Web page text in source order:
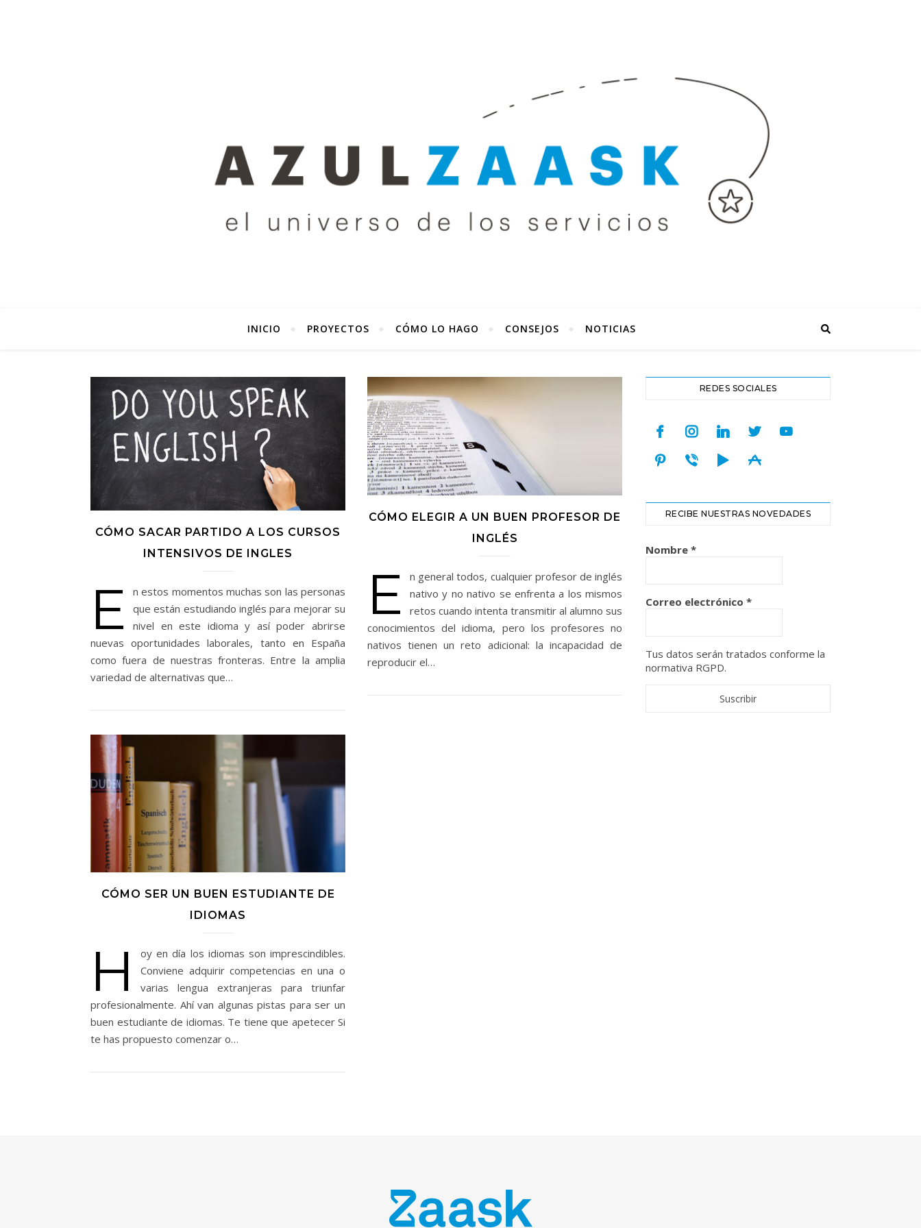
INICIO PROYECTOS CÓMO LO HAGO CONSEJOS NOTICIAS
CÓMO SACAR PARTIDO A LOS CURSOS
INTENSIVOS DE INGLES
E
n estos momentos muchas son las personas
que están estudiando inglés para mejorar su
nivel en este idioma y así poder abrirse
nuevas oportunidades laborales, tanto en España
como fuera de nuestras fronteras. Entre la amplia
variedad de alternativas que…
CÓMO ELEGIR A UN BUEN PROFESOR DE
INGLÉS
E
n general todos, cualquier profesor de inglés
nativo y no nativo se enfrenta a los mismos
retos cuando intenta transmitir al alumno sus
conocimientos del idioma, pero los profesores no
nativos tienen un reto adicional: la incapacidad de
reproducir el…
CÓMO SER UN BUEN ESTUDIANTE DE
IDIOMAS
H
oy en día los idiomas son imprescindibles.
Conviene adquirir competencias en una o
varias lengua extranjeras para triunfar
profesionalmente. Ahí van algunas pistas para ser un
buen estudiante de idiomas. Te tiene que apetecer Si
te has propuesto comenzar o…
REDES SOCIALES
facebookinstagramlinkedintwitteryoutube
pinterest
viber play appstore
RECIBE NUESTRAS NOVEDADES
Nombre *
Correo electrónico *
Tus datos serán tratados conforme la
normativa RGPD.